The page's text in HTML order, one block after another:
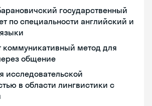
государственный
по специальности английский и
коммуникативный метод для
общение
исследовательской
в области лингвистики с